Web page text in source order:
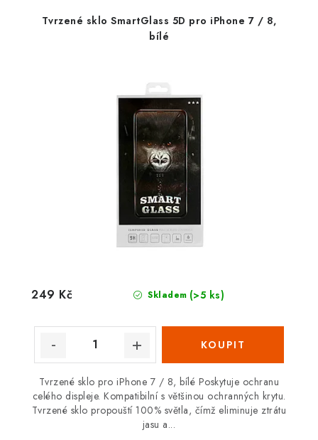
Tvrzené sklo SmartGlass 5D pro iPhone 7 / 8,
bílé
Skladem (>5 ks)
249 Kč
Tvrzené sklo pro iPhone 7 / 8, bílé Poskytuje ochranu
celého displeje. Kompatibilní s většinou ochranných krytu.
Tvrzené sklo propouští 100% světla, čímž eliminuje ztrátu
jasu a...